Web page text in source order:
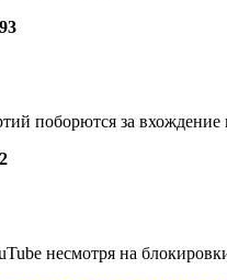
поборются за
несмотря на